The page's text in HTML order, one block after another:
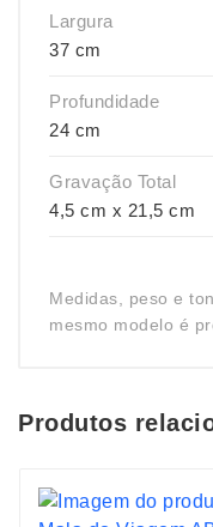
Largura
37 cm
Profundidade
24 cm
Gravação Total
4,5 cm x 21,5 cm
Medidas, peso e
mesmo modelo é
Produtos